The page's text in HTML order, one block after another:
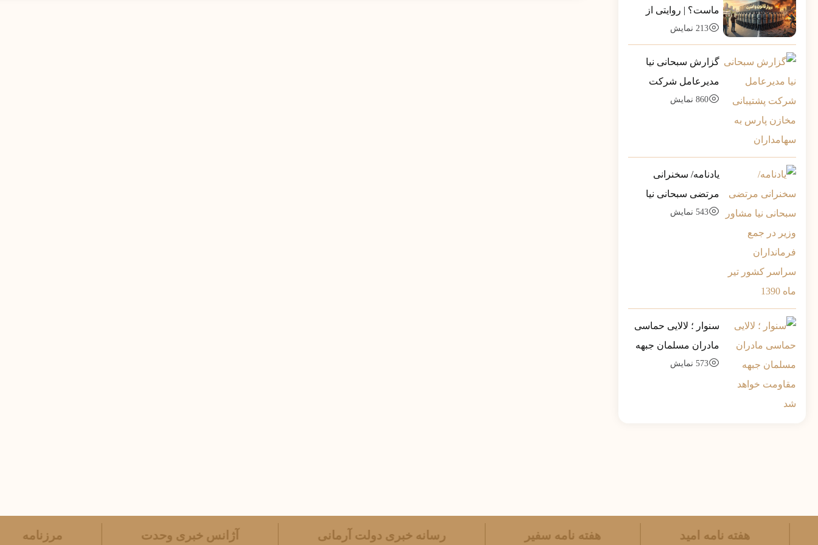
ماست؟ | روایتی از
تله‌ی خطرناکِ «ضلع
213 نمایش
گزارش سبحانی نیا
مدیرعامل شرکت
پشتیبانی مخازن پارس
860 نمایش
یادنامه/ سخنرانی
مرتضی سبحانی نیا
مشاور وزیر در جمع
543 نمایش
سنوار ؛ لالایی حماسی
مادران مسلمان جبهه
مقاومت خواهد شد
573 نمایش
مرزنامه آژانس خبری وحدت رسانه خبری دولت آرمانی هفته نامه سفیر هفته نامه امید